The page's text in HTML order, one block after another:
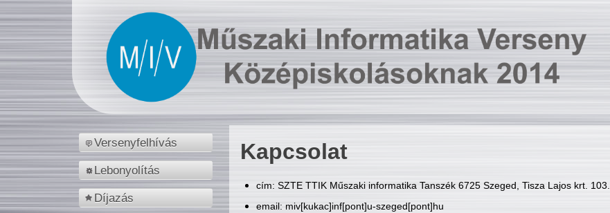
Versenyfelhívás
Lebonyolítás
Díjazás
Kapcsolat
cím: SZTE TTIK Műszaki informatika Tanszék 6725 Szeged, Tisza Lajos krt. 103.
email: miv[kukac]inf[pont]u-szeged[pont]hu